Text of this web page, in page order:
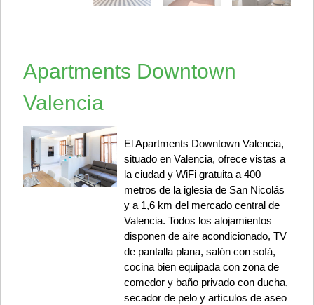
Apartments Downtown
Valencia
El Apartments Downtown Valencia,
situado en Valencia, ofrece vistas a
la ciudad y WiFi gratuita a 400
metros de la iglesia de San Nicolás
y a 1,6 km del mercado central de
Valencia. Todos los alojamientos
disponen de aire acondicionado, TV
de pantalla plana, salón con sofá,
cocina bien equipada con zona de
comedor y baño privado con ducha,
secador de pelo y artículos de aseo